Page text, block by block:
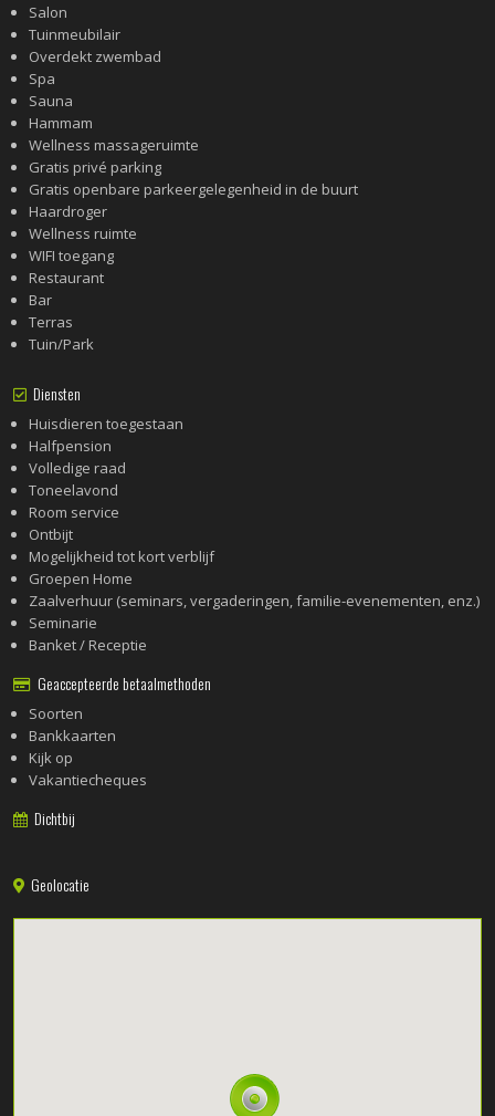
Salon
Tuinmeubilair
Overdekt zwembad
Spa
Sauna
Hammam
Wellness massageruimte
Gratis privé parking
Gratis openbare parkeergelegenheid in de buurt
Haardroger
Wellness ruimte
WIFI toegang
Restaurant
Bar
Terras
Tuin/Park
Diensten
Huisdieren toegestaan
Halfpension
Volledige raad
Toneelavond
Room service
Ontbijt
Mogelijkheid tot kort verblijf
Groepen Home
Zaalverhuur (seminars, vergaderingen, familie-evenementen, enz.)
Seminarie
Banket / Receptie
Geaccepteerde betaalmethoden
Soorten
Bankkaarten
Kijk op
Vakantiecheques
Dichtbij
Geolocatie